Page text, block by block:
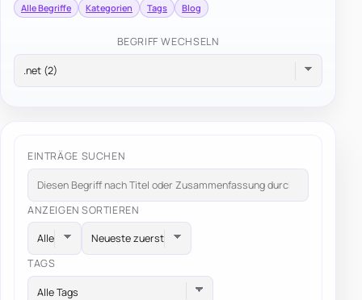
Alle Begriffe Kategorien Tags Blog
BEGRIFF WECHSELN
EINTRÄGE SUCHEN
ANZEIGEN SORTIEREN
TAGS
Alle Tags